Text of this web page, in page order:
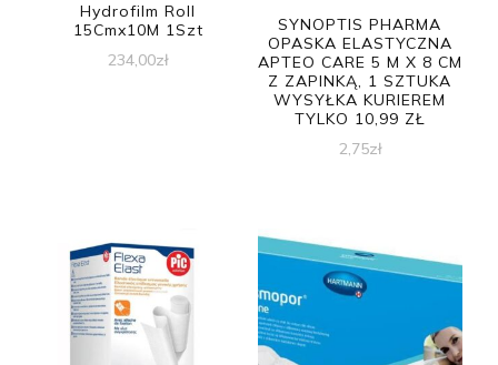
Hydrofilm Roll
15Cmx10M 1Szt
234,00zł
SYNOPTIS PHARMA
OPASKA ELASTYCZNA
APTEO CARE 5 M X 8 CM
Z ZAPINKĄ, 1 SZTUKA
WYSYŁKA KURIEREM
TYLKO 10,99 ZŁ
2,75zł